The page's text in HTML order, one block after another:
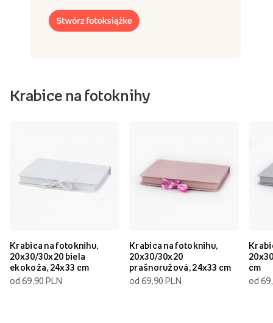
Krabice na fotoknihy
Krabica na fotoknihu,
20x30/30x20 biela
ekokoža, 24x33 cm
od 69,90 PLN
Krabica na fotoknihu,
20x30/30x20
prašnoružová, 24x33 cm
od 69,90 PLN
cm
od